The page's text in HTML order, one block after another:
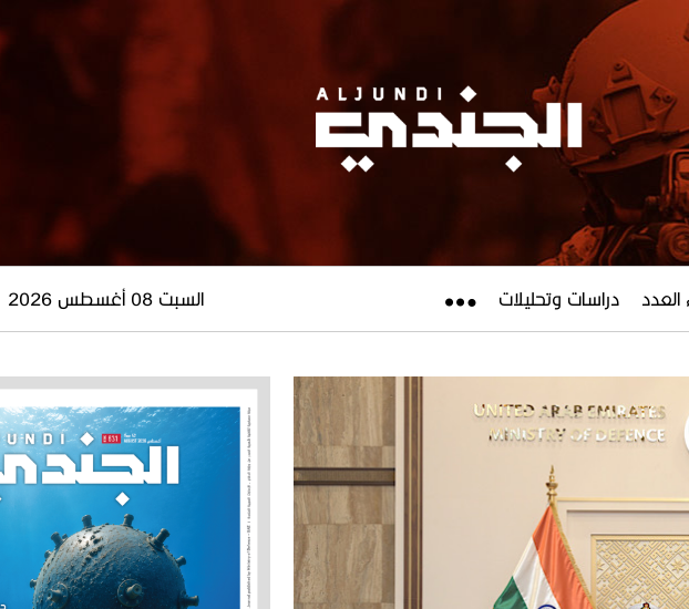
العدد دراسات وتحليلات السبت 08 أغسطس 2026